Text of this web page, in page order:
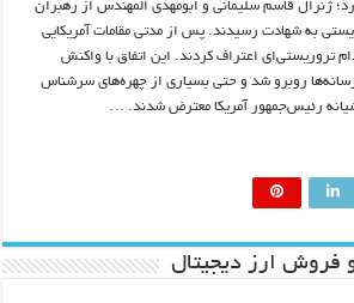
ژنرال قاسم سلیمانی و ابومهدی المهندس از رهبران
به شهادت رسیدند. پس از مدتی مقامات آمریکایی
تروریستی‌ای اعتراف کردند. این اتفاق با واکنش
روبرو شد و حتی بسیاری از چهره‌های سرشناس
رئیس‌جمهور آمریکا معترض شدند. …
فروش ارز دیجیتال